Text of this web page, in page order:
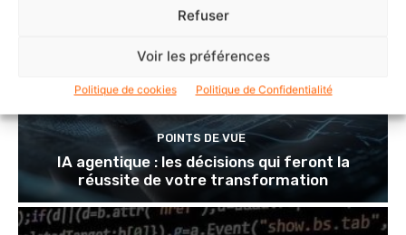
Refuser
Voir les préférences
Politique de cookies Politique de Confidentialité
POINTS DE VUE
IA agentique : les décisions qui feront la
réussite de votre transformation